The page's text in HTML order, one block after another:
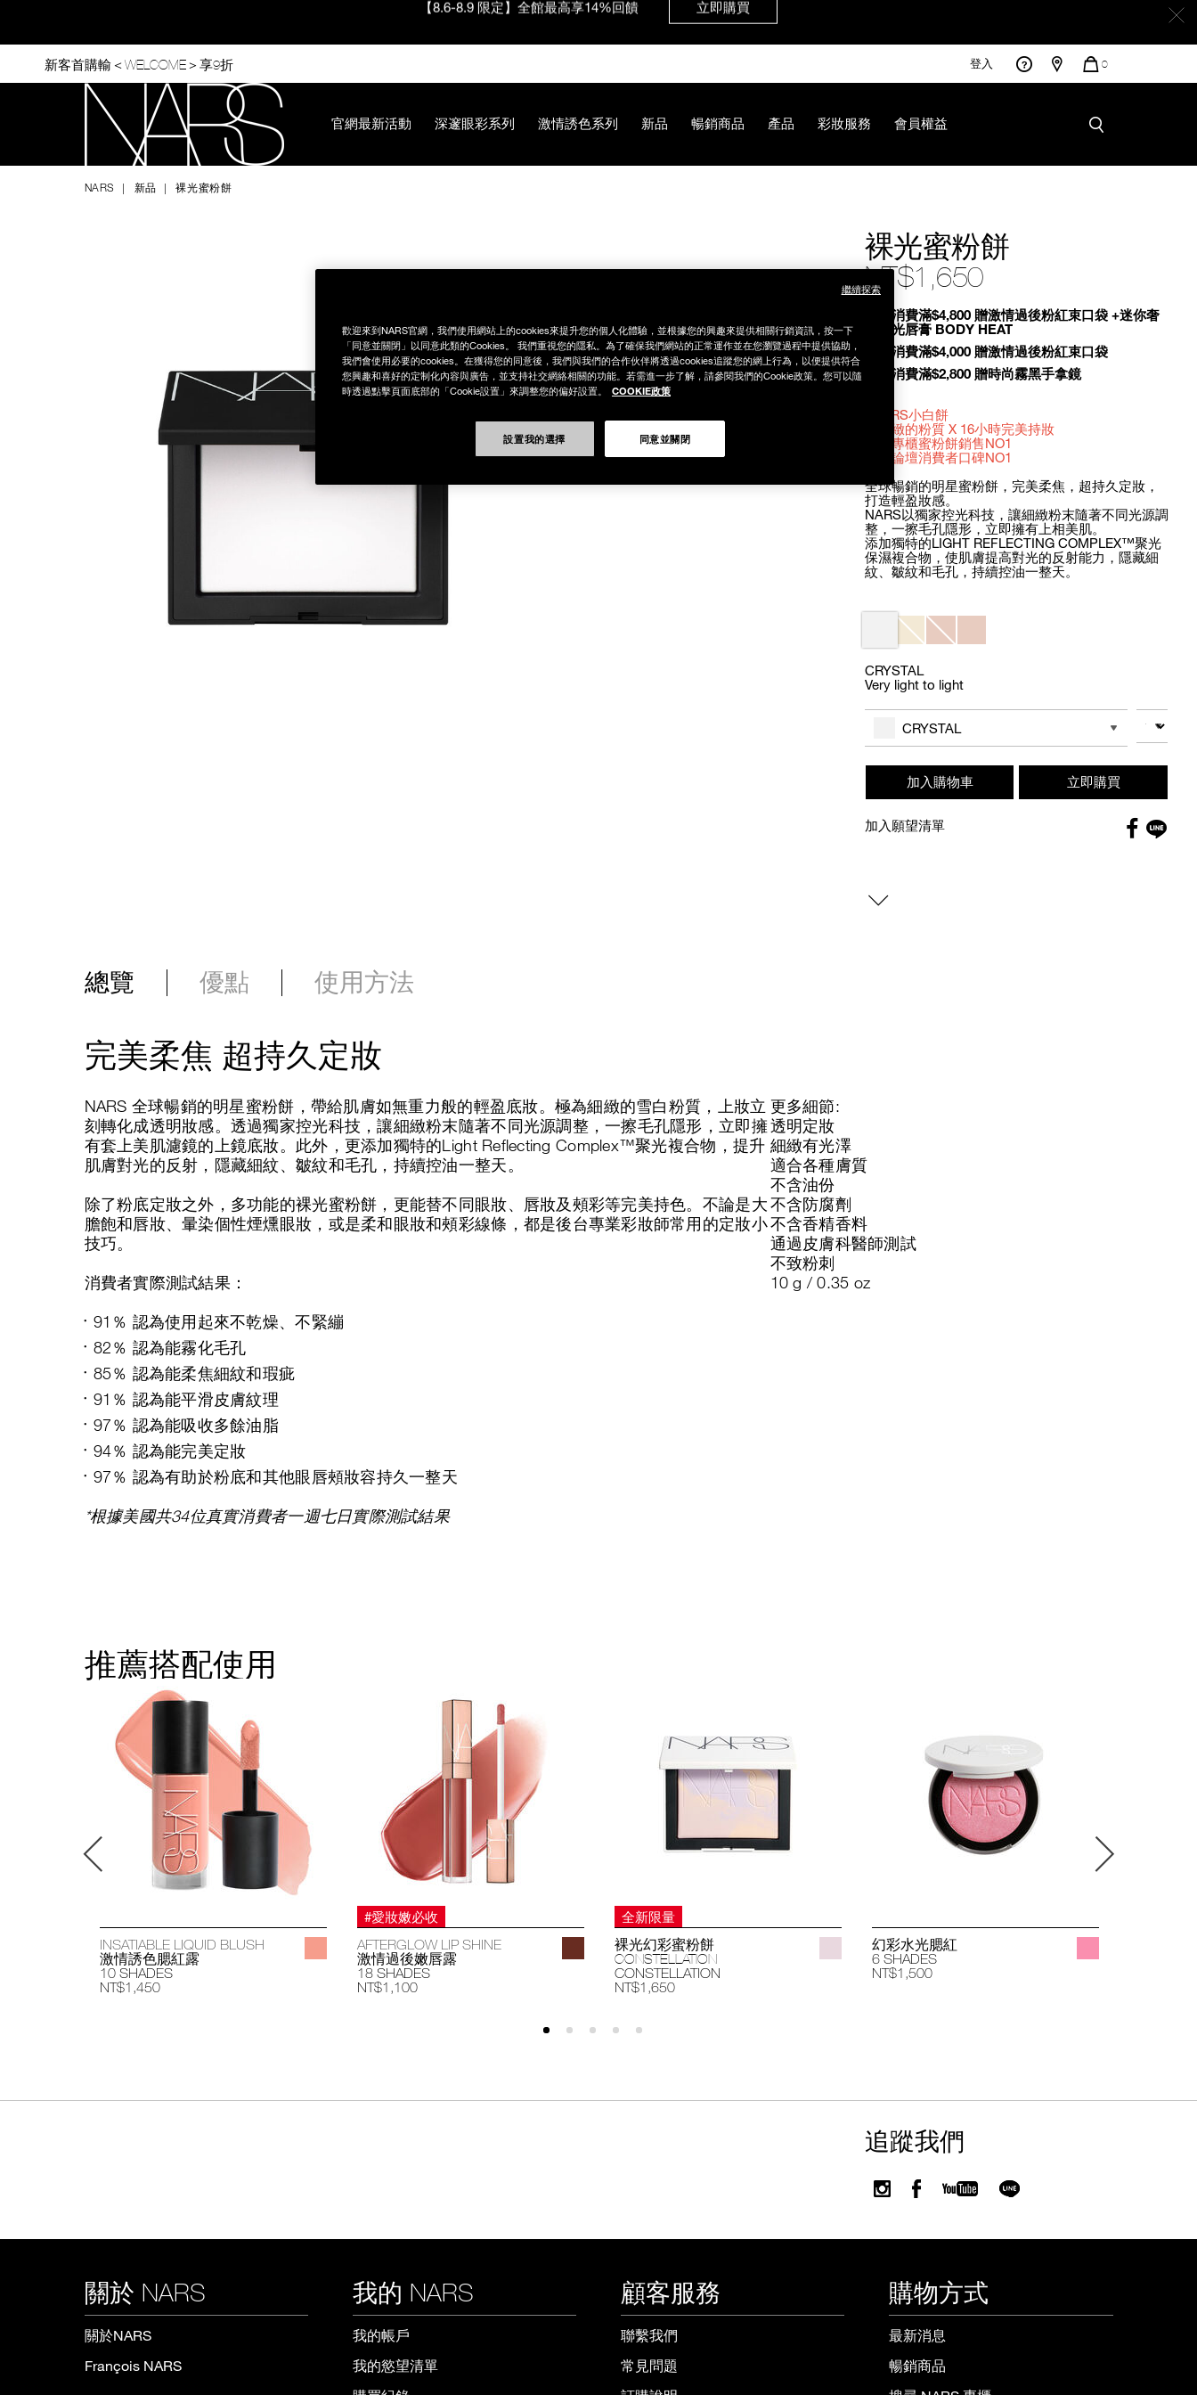
content
【8/3-8/10限定】限時輸碼贈迷你腮紅露 立即購買
新客首購輸＜WELCOME＞享9折 登入
您
0
官網最新活動 深邃眼彩系列 激情誘色系列 新品 暢銷商品 產品 彩妝服務 會員權益
NARS 新品 裸光蜜粉餅
裸光蜜粉餅
NT$1,650
Promotions
全館消費滿$4,800 贈激情過後粉紅束口袋 +迷你奢
慾緞光唇膏 BODY HEAT
全館消費滿$4,000 贈激情過後粉紅束口袋
全館消費滿$2,800 贈時尚霧黑手拿鏡
#NARS小白餅
最細緻的粉質 X 16小時完美持妝
蟬聯專櫃蜜粉餅銷售NO1
各大論壇消費者口碑NO1
全球暢銷的明星蜜粉餅，完美柔焦，超持久定妝，
打造輕盈妝感。
NARS以獨家控光科技，讓細緻粉末隨著不同光源調
整，一擦毛孔隱形，立即擁有上相美肌。
添加獨特的LIGHT REFLECTING COMPLEX™聚光
保濕複合物，使肌膚提高對光的反射能力，隱藏細
紋、皺紋和毛孔，持續控油一整天。
Variations
CRYSTAL
Very light to light
to
Actions
CRYSTAL
數量
加入購物車 立即購買
加入願望清單
總覽 優點 使用方法
完美柔焦 超持久定妝
NARS 全球暢銷的明星蜜粉餅，帶給肌膚如無重力般的輕盈底妝。極為細緻的雪白粉質，上妝立
刻轉化成透明妝感。透過獨家控光科技，讓細緻粉末隨著不同光源調整，一擦毛孔隱形，立即擁
有套上美肌濾鏡的上鏡底妝。此外，更添加獨特的Light Reflecting Complex™聚光複合物，提升
肌膚對光的反射，隱藏細紋、皺紋和毛孔，持續控油一整天。
除了粉底定妝之外，多功能的裸光蜜粉餅，更能替不同眼妝、唇妝及頰彩等完美持色。不論是大
膽飽和唇妝、暈染個性煙燻眼妝，或是柔和眼妝和頰彩線條，都是後台專業彩妝師常用的定妝小
技巧。
消費者實際測試結果：
91％ 認為使用起來不乾燥、不緊繃
82％ 認為能霧化毛孔
85％ 認為能柔焦細紋和瑕疵
91％ 認為能平滑皮膚紋理
97％ 認為能吸收多餘油脂
94％ 認為能完美定妝
97％ 認為有助於粉底和其他眼唇頰妝容持久一整天
*根據美國共34位真實消費者一週七日實際測試結果
更多細節:
透明定妝
細緻有光澤
適合各種膚質
不含油份
不含防腐劑
不含香精香料
通過皮膚科醫師測試
不致粉刺
10 g / 0.35 oz
推薦搭配使用
INSATIABLE LIQUID BLUSH
激情誘色腮紅露
10 SHADES
NT$1,450
#愛妝嫩必收
AFTERGLOW LIP SHINE
激情過後嫩唇露
18 SHADES
NT$1,100
全新限量
裸光幻彩蜜粉餅
CONSTELLATION
CONSTELLATION
NT$1,650
幻彩水光腮紅
6 SHADES
NT$1,500
追蹤我們
關於 NARS
關於NARS
François NARS
我的 NARS
我的帳戶
我的慾望清單
顧客服務
聯繫我們
常見問題
購物方式
最新消息
暢銷商品
歡迎來到NARS官網，我們使用網站上的cookies來提升您的個人化體驗，並根據您的興趣來提供相關行銷資訊，按一下
「同意並關閉」以同意此類的Cookies。 我們重視您的隱私。為了確保我們網站的正常運作並在您瀏覽過程中提供協助，
我們會使用必要的cookies。在獲得您的同意後，我們與我們的合作伙伴將透過cookies追蹤您的網上行為，以便提供符合
您興趣和喜好的定制化內容與廣告，並支持社交網絡相關的功能。若需進一步了解，請參閱我們的Cookie政策。您可以隨
時透過點擊頁面底部的「Cookie設置」來調整您的偏好設置。
COOKIE政策
設置我的選擇 同意並關閉
繼續探索